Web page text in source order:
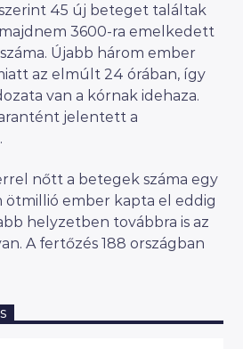
45 új beteget találtak
3600-ra emelkedett
Újabb három ember
az elmúlt 24 órában, így
van a kórnak idehaza.
jelentett a
nőtt a betegek száma egy
ötmillió ember kapta el eddig
helyzetben továbbra is az
A fertőzés 188 országban